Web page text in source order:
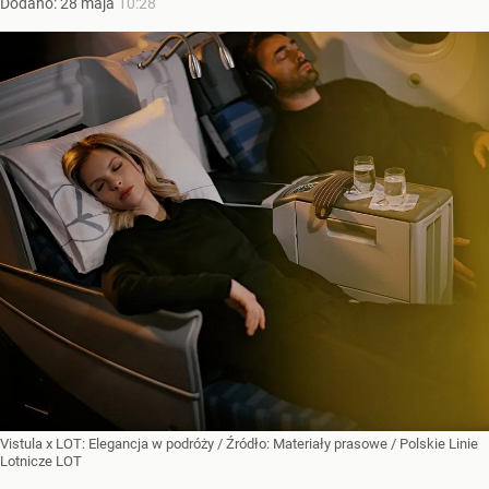
Vistula x LOT: Elegancja w podróży / Źródło: Materiały prasowe / Polskie Linie
Lotnicze LOT